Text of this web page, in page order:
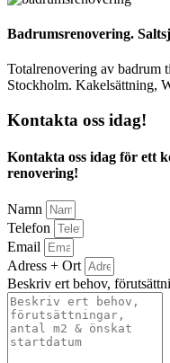
Badrumsrenovering.
Totalrenovering av badrum
Stockholm. Kakelsättning,
Kontakta oss idag!
Kontakta oss idag för ett
renovering!
Namn
Telefon
Email
Adress + Ort
Beskriv ert behov,